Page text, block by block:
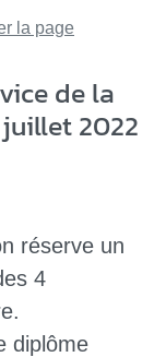
la page
de la
2022
réserve un
4
diplôme